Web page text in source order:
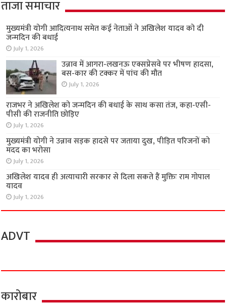
ताजा समाचार
मुख्यमंत्री योगी आदित्यनाथ समेत कई नेताओं ने अखिलेश यादव को दी
जन्मदिन की बधाई
July 1, 2026
उन्नाव में आगरा-लखनऊ एक्सप्रेसवे पर भीषण हादसा,
बस-कार की टक्कर में पांच की मौत
July 1, 2026
राजभर ने अखिलेश को जन्मदिन की बधाई के साथ कसा तंज, कहा-एसी-
पीसी की राजनीति छोड़िए
July 1, 2026
मुख्यमंत्री योगी ने उन्नाव सड़क हादसे पर जताया दुख, पीड़ित परिजनों को
मदद का भरोसा
July 1, 2026
अखिलेश यादव ही अत्याचारी सरकार से दिला सकते हैं मुक्तिः राम गोपाल
यादव
July 1, 2026
ADVT
कारोबार